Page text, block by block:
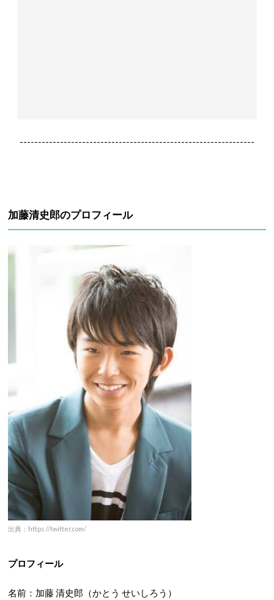
----------------------------------------------------------------
加藤清史郎のプロフィール
出典：https://twitter.com/
プロフィール
名前：加藤 清史郎（かとう せいしろう）